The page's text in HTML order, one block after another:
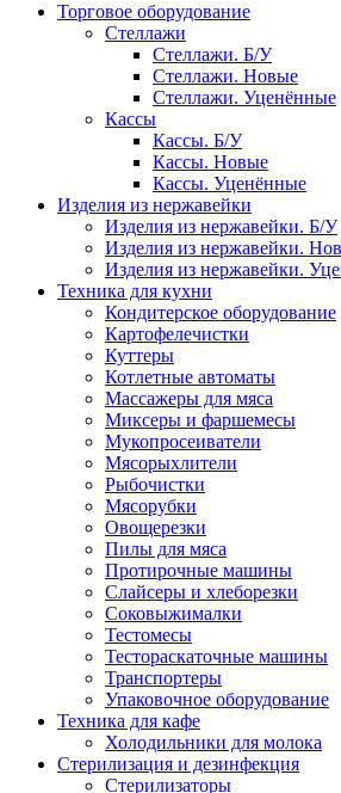
Торговое оборудование
Стеллажи
Стеллажи. Б/У
Стеллажи. Новые
Стеллажи. Уценённые
Кассы
Кассы. Б/У
Кассы. Новые
Кассы. Уценённые
Изделия из нержавейки
Изделия из нержавейки. Б/У
Изделия из нержавейки.
Изделия из нержавейки.
Техника для кухни
Кондитерское оборудование
Картофелечистки
Куттеры
Котлетные автоматы
Массажеры для мяса
Миксеры и фаршемесы
Мукопросеиватели
Мясорыхлители
Рыбочистки
Мясорубки
Овощерезки
Пилы для мяса
Протирочные машины
Слайсеры и хлеборезки
Соковыжималки
Тестомесы
Тестораскаточные машины
Транспортеры
Упаковочное оборудование
Техника для кафе
Холодильники для молока
Стерилизация и дезинфекция
Стерилизаторы